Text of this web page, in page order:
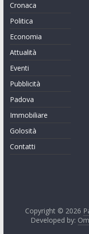
Cronaca
Politica
Economia
Attualità
Eventi
Pubblicità
Padova
Immobiliare
Golosità
Contatti
Copyright © 2026
Developed by: